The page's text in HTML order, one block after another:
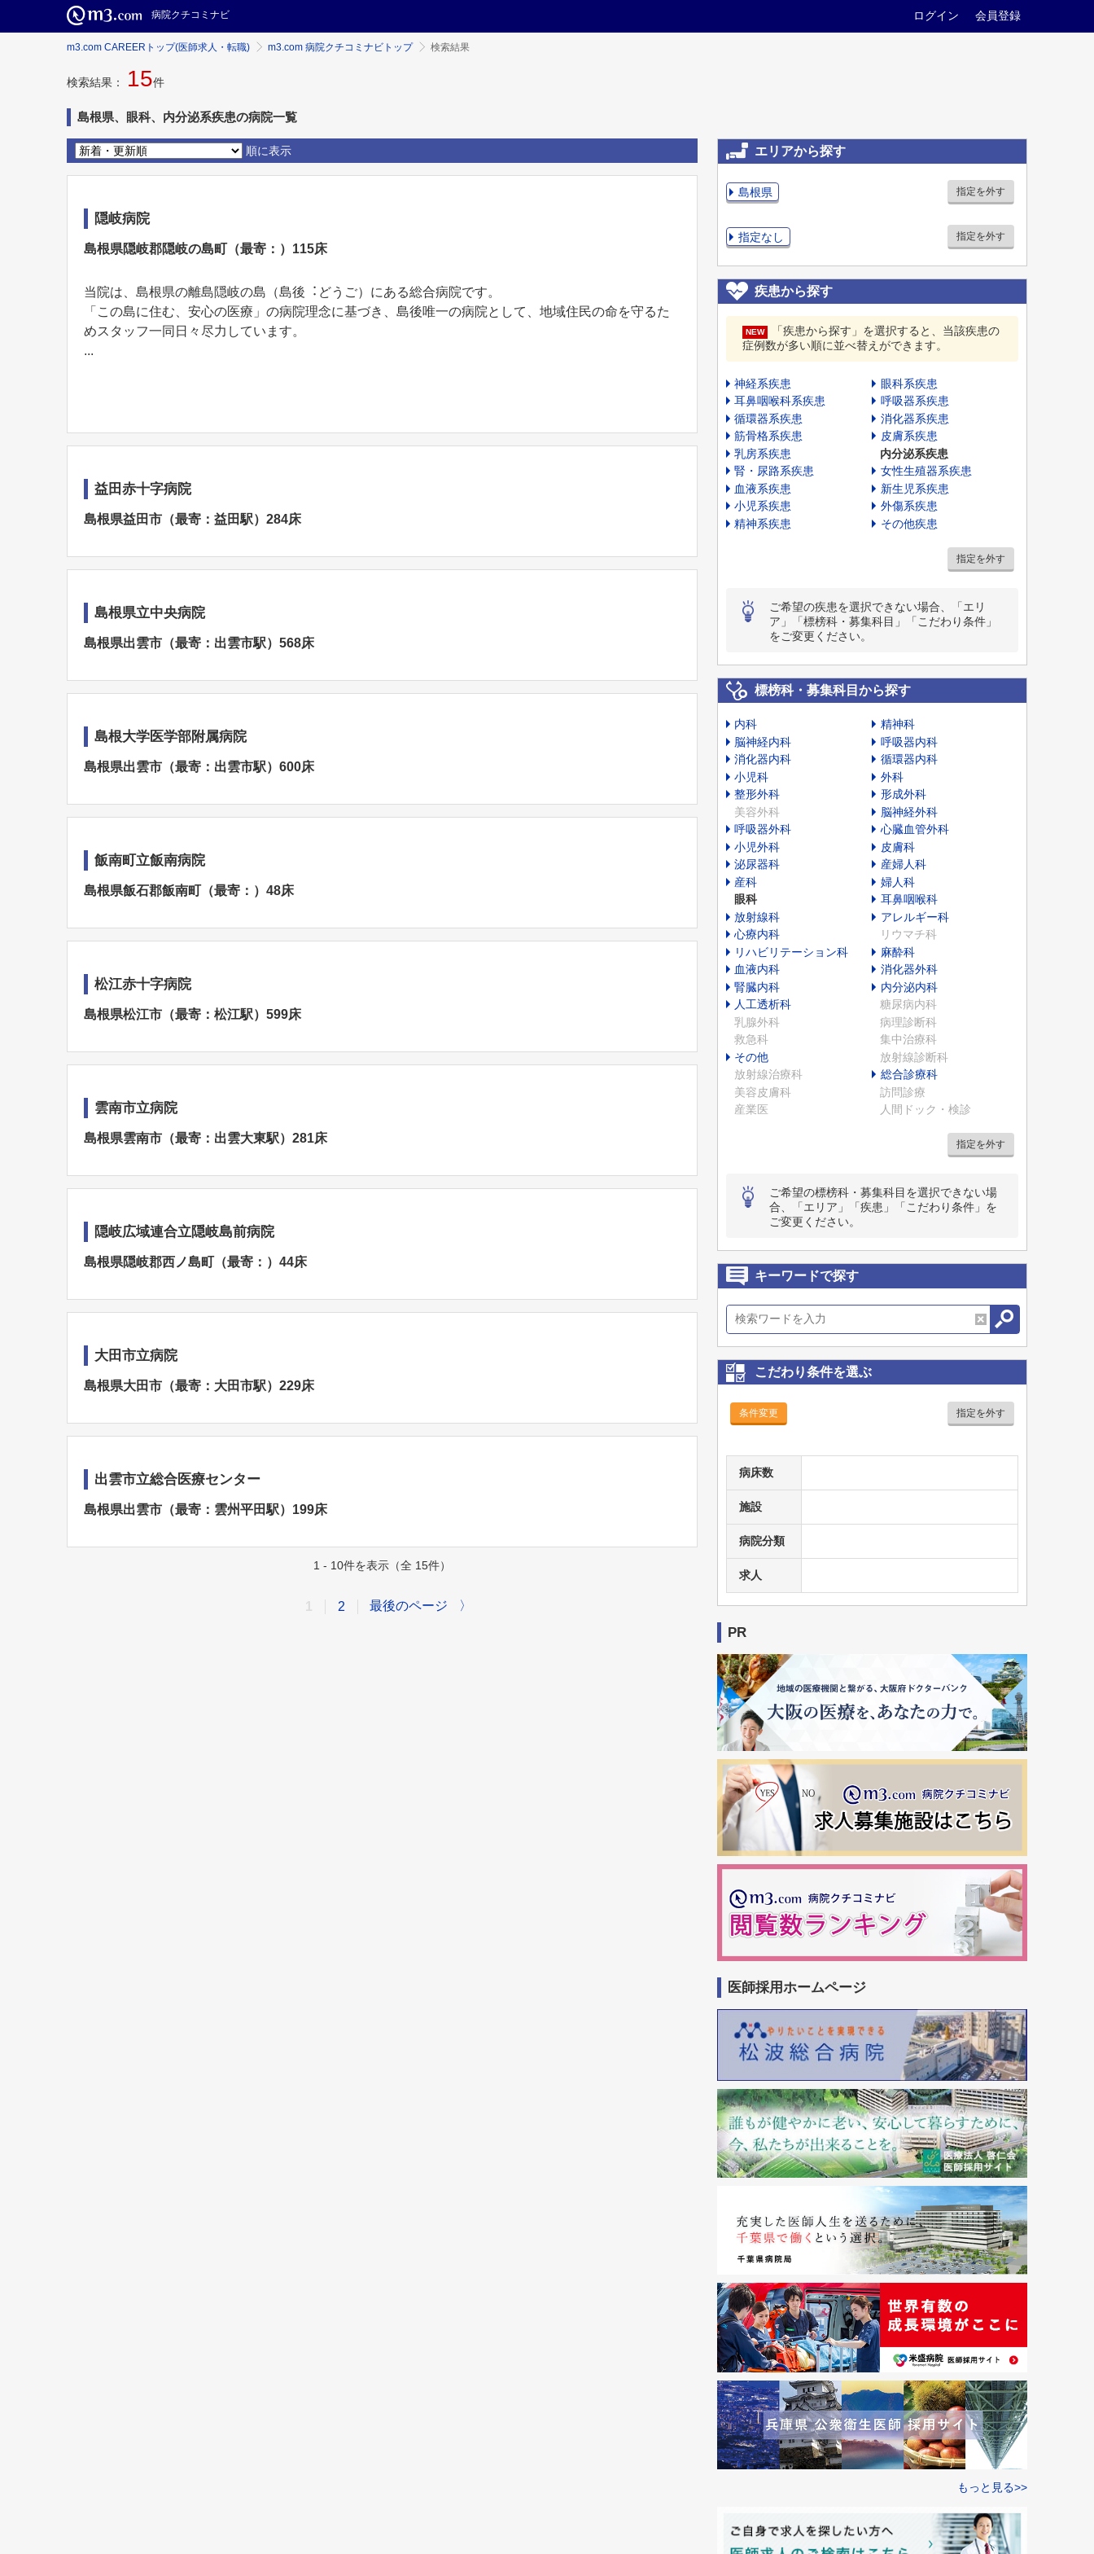
病院クチコミナビ ログイン 会員登録
m3.com CAREERトップ(医師求人・転職) m3.com 病院クチコミナビトップ 検索結果
検索結果： 15件
島根県、眼科、内分泌系疾患の病院一覧
順に表示
隠岐病院
島根県隠岐郡隠岐の島町（最寄：）115床
当院は、島根県の離島隠岐の島（島後︓どうご）にある総合病院です。
「この島に住む、安⼼の医療」の病院理念に基づき、島後唯⼀の病院として、地域住⺠の命を守るた
めスタッフ⼀同⽇々尽⼒しています。
...
益田赤十字病院
島根県益田市（最寄：益田駅）284床
島根県立中央病院
島根県出雲市（最寄：出雲市駅）568床
島根大学医学部附属病院
島根県出雲市（最寄：出雲市駅）600床
飯南町立飯南病院
島根県飯石郡飯南町（最寄：）48床
松江赤十字病院
島根県松江市（最寄：松江駅）599床
雲南市立病院
島根県雲南市（最寄：出雲大東駅）281床
隠岐広域連合立隠岐島前病院
島根県隠岐郡西ノ島町（最寄：）44床
大田市立病院
島根県大田市（最寄：大田市駅）229床
出雲市立総合医療センター
島根県出雲市（最寄：雲州平田駅）199床
1 - 10件を表示（全 15件）
2 最後のページ 〉
エリアから探す
島根県 指定を外す
指定なし 指定を外す
疾患から探す
NEW
「疾患から探す」を選択すると、当該疾患の
症例数が多い順に並べ替えができます。
神経系疾患
眼科系疾患
耳鼻咽喉科系疾患
呼吸器系疾患
循環器系疾患
消化器系疾患
筋骨格系疾患
皮膚系疾患
乳房系疾患
内分泌系疾患
腎・尿路系疾患
女性生殖器系疾患
血液系疾患
新生児系疾患
小児系疾患
外傷系疾患
精神系疾患
その他疾患
指定を外す
ご希望の疾患を選択できない場合、「エリ
ア」「標榜科・募集科目」「こだわり条件」
をご変更ください。
標榜科・募集科目から探す
内科
精神科
脳神経内科
呼吸器内科
消化器内科
循環器内科
小児科
外科
整形外科
形成外科
美容外科
脳神経外科
呼吸器外科
心臓血管外科
小児外科
皮膚科
泌尿器科
産婦人科
産科
婦人科
眼科
耳鼻咽喉科
放射線科
アレルギー科
心療内科
リウマチ科
リハビリテーション科
麻酔科
血液内科
消化器外科
腎臓内科
内分泌内科
人工透析科
糖尿病内科
乳腺外科
病理診断科
救急科
集中治療科
その他
放射線診断科
放射線治療科
総合診療科
美容皮膚科
訪問診療
産業医
人間ドック・検診
指定を外す
ご希望の標榜科・募集科目を選択できない場
合、「エリア」「疾患」「こだわり条件」を
ご変更ください。
キーワードで探す
こだわり条件を選ぶ
条件変更 指定を外す
病床数
施設
病院分類
求人
PR
医師採用ホームページ
もっと見る>>